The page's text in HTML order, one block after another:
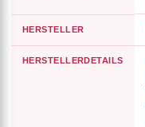
HERSTELLER
HERSTELLERDETAILS